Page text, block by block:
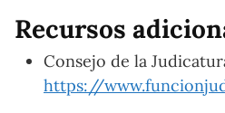
Recursos
Consejo de la
https://